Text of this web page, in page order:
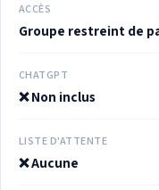
ACCÈS
Groupe restreint de
CHATGPT
❌ Non inclus
LISTE D'ATTENTE
❌ Aucune